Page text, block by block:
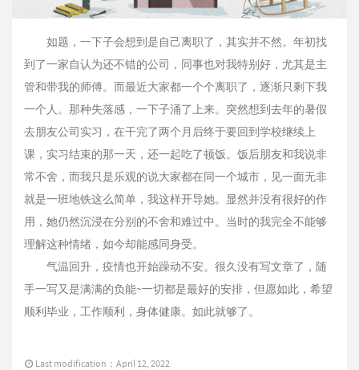
如题，一下子会想到是自己离职了，其实并不然。年初找
到了一家自认为还不错的公司，同事也对我特别好，尤其是主
管和带我的师傅。而最近大家都一个个离职了，逐渐只剩下我
一个人。那种失落感，一下子涌了上来。突然想到去年的暑假
去朋友公司实习，在干完了两个月后终于要回到学校继续上
课，实习结束的那一天，还一起吃了顿饭。饭后朋友和我说非
常不舍，而我只是乐观的说大家都在同一个城市，见一面无非
就是一班地铁这么简单，我这样开导她。显然并没有很好的作
用，她仍然沉浸在分别的不舍和难过中。当时的我完全不能够
理解这种情绪，如今却能感同身受。
气温回升，疫情也开始躁动不安。很久没有写文章了，随
手一写又是满满的负能~一切都是最好的安排，但愿如此，希望
顺利毕业，工作顺利，身体健康。如此就够了。
Last modification：April 12, 2022